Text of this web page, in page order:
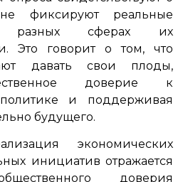
фиксируют реальные
разных сферах их
Это говорит о том, что
давать свои плоды,
доверие к
политике и поддерживая
будущего.
экономических
инициатив отражается
доверия